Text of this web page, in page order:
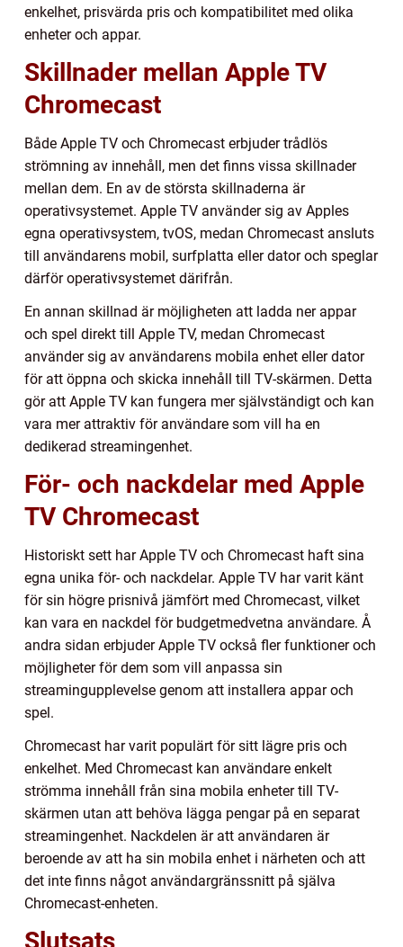
enkelhet, prisvärda pris och kompatibilitet med olika
enheter och appar.
Skillnader mellan Apple TV
Chromecast
Både Apple TV och Chromecast erbjuder trådlös
strömning av innehåll, men det finns vissa skillnader
mellan dem. En av de största skillnaderna är
operativsystemet. Apple TV använder sig av Apples
egna operativsystem, tvOS, medan Chromecast ansluts
till användarens mobil, surfplatta eller dator och speglar
därför operativsystemet därifrån.
En annan skillnad är möjligheten att ladda ner appar
och spel direkt till Apple TV, medan Chromecast
använder sig av användarens mobila enhet eller dator
för att öppna och skicka innehåll till TV-skärmen. Detta
gör att Apple TV kan fungera mer självständigt och kan
vara mer attraktiv för användare som vill ha en
dedikerad streamingenhet.
För- och nackdelar med Apple
TV Chromecast
Historiskt sett har Apple TV och Chromecast haft sina
egna unika för- och nackdelar. Apple TV har varit känt
för sin högre prisnivå jämfört med Chromecast, vilket
kan vara en nackdel för budgetmedvetna användare. Å
andra sidan erbjuder Apple TV också fler funktioner och
möjligheter för dem som vill anpassa sin
streamingupplevelse genom att installera appar och
spel.
Chromecast har varit populärt för sitt lägre pris och
enkelhet. Med Chromecast kan användare enkelt
strömma innehåll från sina mobila enheter till TV-
skärmen utan att behöva lägga pengar på en separat
streamingenhet. Nackdelen är att användaren är
beroende av att ha sin mobila enhet i närheten och att
det inte finns något användargränssnitt på själva
Chromecast-enheten.